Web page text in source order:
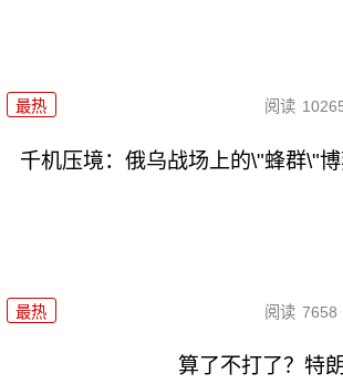
最热 阅读
千机压境：俄乌战场上的\"蜂群\"
最热 阅读 7658
算了不打了？特